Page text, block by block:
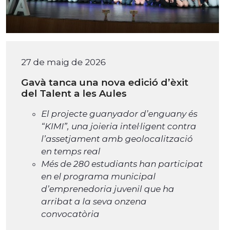
27 de maig de 2026
Gavà tanca una nova edició d’èxit
del Talent a les Aules
El projecte guanyador d’enguany és
“KIMI”, una joieria intel·ligent contra
l’assetjament amb geolocalització
en temps real
Més de 280 estudiants han participat
en el programa municipal
d’emprenedoria juvenil que ha
arribat a la seva onzena
convocatòria